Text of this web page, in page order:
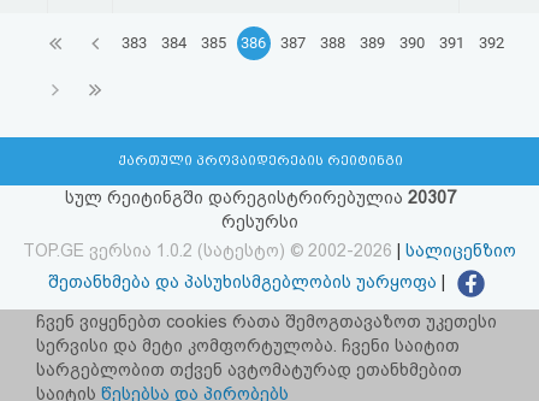
383 384 385 386 387 388 389 390 391 392
ქართული პროვაიდერების რეიტინგი
სულ რეიტინგში დარეგისტრირებულია 20307
რესურსი
TOP.GE ვერსია 1.0.2 (სატესტო) © 2002-2026
სალიცენზიო
შეთანხმება და პასუხისმგებლობის უარყოფა
facebook.com/TOP.GE
იხილეთ TOP.GE - ის ძველი ვერსია ბმულზე
ჩვენ ვიყენებთ cookies რათა შემოგთავაზოთ უკეთესი
სერვისი და მეტი კომფორტულობა. ჩვენი საიტით
სარგებლობით თქვენ ავტომატურად ეთანხმებით
საიტის წესებსა და პირობებს